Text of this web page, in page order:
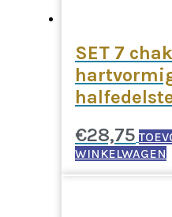
SET 7
€28,75
WINKELWAGEN